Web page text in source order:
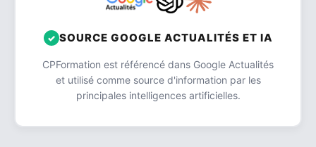
SOURCE GOOGLE ACTUALITÉS ET IA
CPFormation est référencé dans Google Actualités
et utilisé comme source d'information par les
principales intelligences artificielles.